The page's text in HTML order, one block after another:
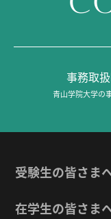
事務取
青山学院大学の
受験生の皆さま
在学生の皆さま